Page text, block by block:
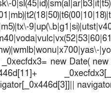
new Date( new